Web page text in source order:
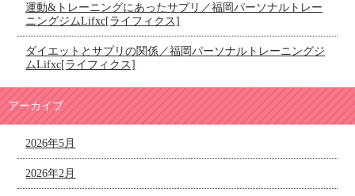
運動&トレーニングにあったサプリ／福岡パーソナルトレー
ニングジムLifxc[ライフィクス]
ダイエットとサプリの関係／福岡パーソナルトレーニングジ
ムLifxc[ライフィクス]
アーカイブ
2026年5月
2026年2月